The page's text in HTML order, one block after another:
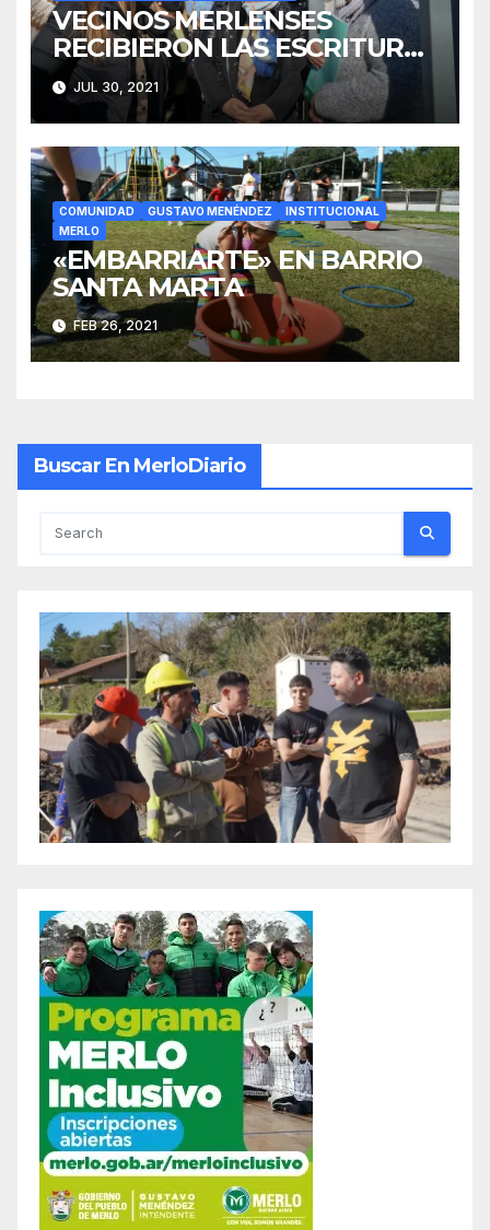
VECINOS MERLENSES
RECIBIERON LAS ESCRITURAS
DE SU VIVIENDA
JUL 30, 2021
COMUNIDAD GUSTAVO MENÉNDEZ
INSTITUCIONAL
MERLO
«EMBARRIARTE» EN BARRIO
SANTA MARTA
FEB 26, 2021
Buscar En MerloDiario